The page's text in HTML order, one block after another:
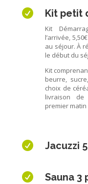
 Kit petit
Kit
l’arrivée,
au séjour. À
le début du
Kit
beurre,
choix de
livraison
premier matin
 Jacuzzi
 Sauna 3